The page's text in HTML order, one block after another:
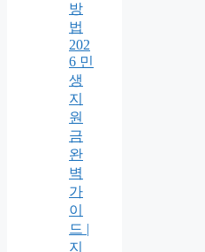
방
법
202
6 민
생
지
원
금
완
벽
가
이
드 |
지